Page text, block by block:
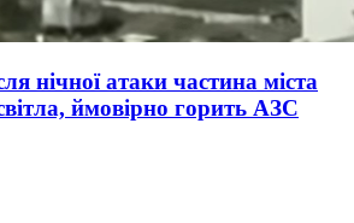
нічної атаки частина міста
ймовірно горить АЗС